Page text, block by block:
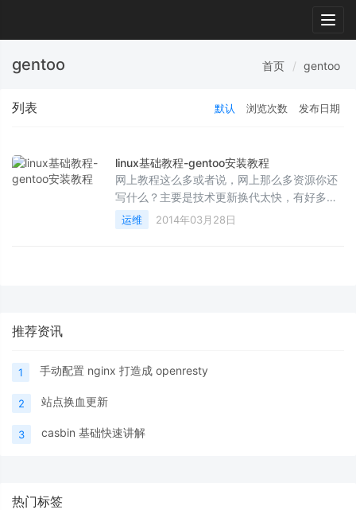
gentoo 首页 gentoo
列表 默认 浏览次数 发布日期
linux基础教程-gentoo安装教程
网上教程这么多或者说，网上那么多资源你还
写什么？主要是技术更新换代太快，有好多东
西一直在变，所以我写出来最新的，肯定能让
你安装成功的~ 下...
运维 2014年03月28日
推荐资讯
1 手动配置 nginx 打造成 openresty
2 站点换血更新
3 casbin 基础快速讲解
热门标签